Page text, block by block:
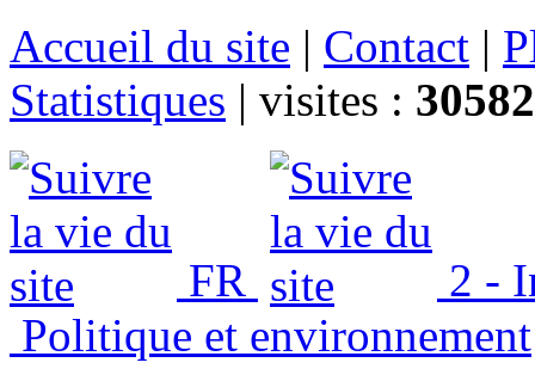
Accueil du site | Contact |
Statistiques | visites :
FR
2 -
Politique et environnement